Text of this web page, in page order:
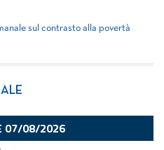
sul contrasto alla povertà